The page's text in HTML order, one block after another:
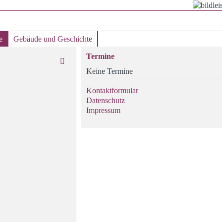
Gebäude und Geschichte
Termine
Keine Termine
Kontaktformular
Datenschutz
Impressum